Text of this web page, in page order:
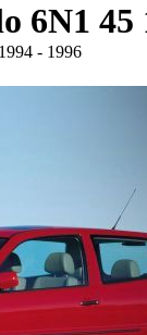
6N1 45
1994 - 1996